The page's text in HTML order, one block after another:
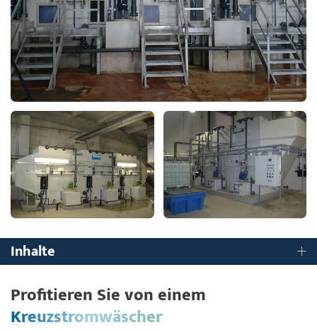
Inhalte
Profitieren Sie von einem
Kreuzstromwäscher